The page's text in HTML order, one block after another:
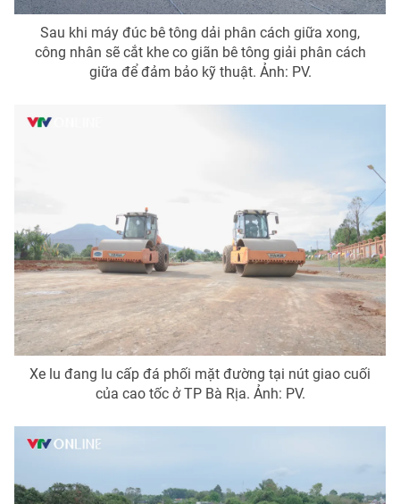
Sau khi máy đúc bê tông dải phân cách giữa xong,
công nhân sẽ cắt khe co giãn bê tông giải phân cách
giữa để đảm bảo kỹ thuật. Ảnh: PV.
Xe lu đang lu cấp đá phối mặt đường tại nút giao cuối
của cao tốc ở TP Bà Rịa. Ảnh: PV.